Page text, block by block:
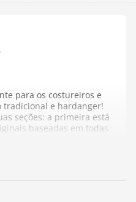
para os costureiros e
tradicional e hardanger!
seções: a primeira está
baseadas em todas
e bordado, a segunda
com fotos e